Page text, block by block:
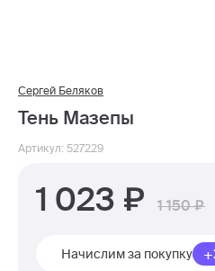
Сергей Беляков
Тень Мазепы
Артикул: 527229
1 023 1 150
Начислим за покупку